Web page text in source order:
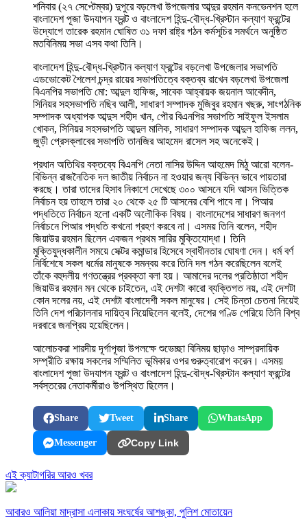
শনিবার (২৭ সেপ্টেম্বর) দুপুরে বড়লেখা উপজেলার আব্দুর রহমান কনভেনশন হলে
বাংলাদেশ পূজা উদযাপন ফ্রন্ট ও বাংলাদেশ হিন্দু-বৌদ্ধ-খ্রিস্টান কল্যাণ ফ্রন্টের
উদ্যোগে তারেক রহমান ঘোষিত ৩১ দফা রাষ্ট্র গঠন কর্মসূচির সমর্থনে অনুষ্ঠিত
মতবিনিময় সভা এসব কথা তিনি।
বাংলাদেশ হিন্দু-বৌদ্ধ-খ্রিস্টান কল্যাণ ফ্রন্টের বড়লেখা উপজেলার সভাপতি
এডভোকেট শৈলেশ চন্দ্র রায়ের সভাপতিত্বে বক্তব্য রাখেন বড়লেখা উপজেলা
বিএনপির সভাপতি মো: আব্দুল হাফিজ, সাবেক আহ্বায়ক জয়নাল আবেদীন,
সিনিয়র সহসভাপতি নছিব আলী, সাধারণ সম্পাদক মুজিবুর রহমান খছরু, সাংগঠনিক
সম্পাদক অধ্যাপক আব্দুস শহীদ খান, পৌর বিএনপির সভাপতি সাইফুল ইসলাম
খোকন, সিনিয়র সহসভাপতি আব্দুল মালিক, সাধারণ সম্পাদক আব্দুল হাফিজ ললন,
জুড়ী প্রেসক্লাবের সভাপতি তানজির আহমেদ রাসেল সহ অনেকেই।
প্রধান অতিথির বক্তব্যে বিএনপি নেতা নাসির উদ্দিন আহমেদ মিঠু আরো বলেন-
বিভিন্ন রাজনৈতিক দল জাতীয় নির্বাচন না হওয়ার জন্য বিভিন্ন ভাবে পায়তারা
করছে। তারা তাদের হিসাব নিকাশে দেখেছে ৩০০ আসনে যদি আসন ভিত্তিক
নির্বাচন হয় তাহলে তারা ২০ থেকে ২৫ টি আসনের বেশি পাবে না। পিআর
পদ্ধতিতে নির্বাচন হলো একটি অলৌকিক বিষয়। বাংলাদেশের সাধারণ জনগণ
নির্বাচনে পিআর পদ্ধতি কখনো গ্রহণ করবে না। এসময় তিনি বলেন, শহীদ
জিয়াউর রহমান ছিলেন একজন প্রথম সারির মুক্তিযোদ্ধা। তিনি
মুক্তিযুদ্ধকালীন সময়ে সেক্টর কমান্ডার হিসেবে স্বাধীনতার ঘোষণা দেন। ধর্ম বর্ণ
নির্বিশেষে সকল ধর্মের মানুষকে সমন্বয় করে তিনি দল গঠন করেছিলেন বলেই
তাঁকে বহুদলীয় গণতন্ত্রের প্রবক্তা বলা হয়। আমাদের দলের প্রতিষ্ঠাতা শহীদ
জিয়াউর রহমান মন থেকে চাইতেন, এই দেশটা কারো ব্যক্তিগত নয়, এই দেশটা
কোন দলের নয়, এই দেশটা বাংলাদেশী সকল মানুষের। সেই চিন্তা চেতনা নিয়েই
তিনি দেশ পরিচালনার দায়িত্ব নিয়েছিলেন বলেই, দেশের গণ্ডি পেরিয়ে তিনি বিশ্ব
দরবারে জনপ্রিয় হয়েছিলেন।
আলোচকরা শারদীয় দূর্গাপূজা উপলক্ষে শুভেচ্ছা বিনিময় ছাড়াও সাম্প্রদায়িক
সম্প্রীতি রক্ষায় সকলের সম্মিলিত ভূমিকার ওপর গুরুত্বারোপ করেন। এসময়
বাংলাদেশ পূজা উদযাপন ফ্রন্ট ও বাংলাদেশ হিন্দু-বৌদ্ধ-খ্রিস্টান কল্যাণ ফ্রন্টের
সর্বস্তরের নেতাকর্মীরাও উপস্থিত ছিলেন।
Share Tweet Share WhatsApp
Messenger Copy Link
এই ক্যাটাগরির আরও খবর
আবারও আলিয়া মাদ্রাসা এলাকায় সংঘর্ষের আশঙ্কা, পুলিশ মোতায়েন